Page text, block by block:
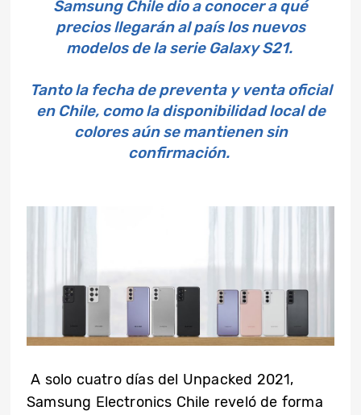
Samsung Chile dio a conocer a qué
precios llegarán al país los nuevos
modelos de la serie Galaxy S21.
Tanto la fecha de preventa y venta oficial
en Chile, como la disponibilidad local de
colores aún se mantienen sin
confirmación.
A solo cuatro días del Unpacked 2021,
Samsung Electronics Chile reveló de forma